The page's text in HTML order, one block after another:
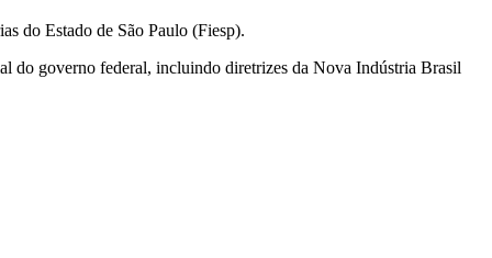
do Estado de São Paulo (Fiesp).
do governo federal, incluindo diretrizes da Nova Indústria Brasil